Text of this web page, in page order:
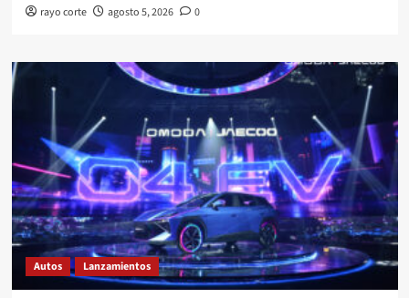
rayo corte agosto 5, 2026 0
Autos Lanzamientos